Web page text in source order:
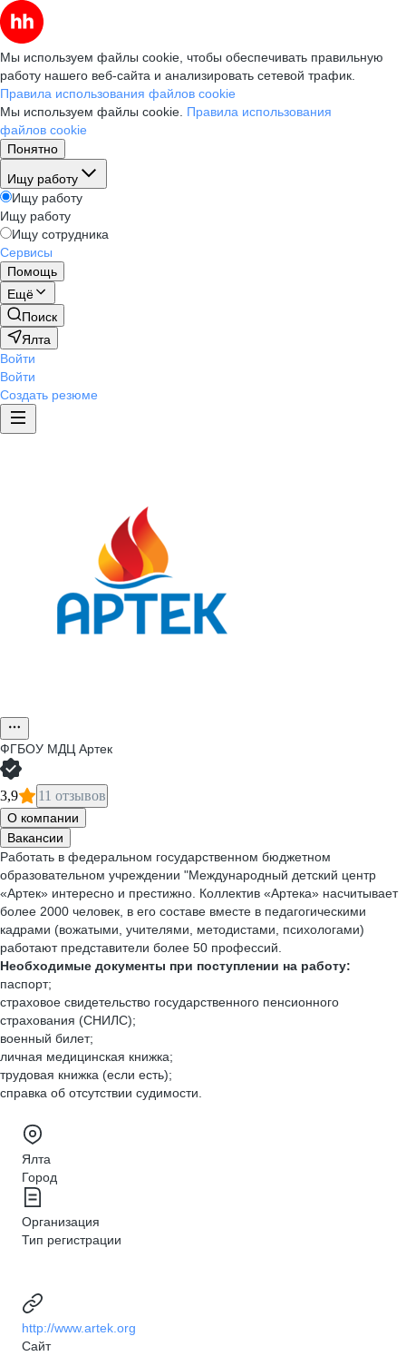
Мы используем файлы cookie, чтобы обеспечивать правильную
работу нашего веб-сайта и анализировать сетевой трафик.
Правила использования файлов cookie
Мы используем файлы cookie. Правила использования
файлов cookie
Понятно
Ищу работу
Ищу работу
Ищу работу
Ищу сотрудника
Сервисы
Помощь
Ещё
Поиск
Ялта
Войти
Войти
Создать резюме
ФГБОУ МДЦ Артек
3,9 11 отзывов
О компании
Вакансии
Работать в федеральном государственном бюджетном
образовательном учреждении "Международный детский центр
«Артек» интересно и престижно. Коллектив «Артека» насчитывает
более 2000 человек, в его составе вместе в педагогическими
кадрами (вожатыми, учителями, методистами, психологами)
работают представители более 50 профессий.
Необходимые документы при поступлении на работу:
паспорт;
страховое свидетельство государственного пенсионного
страхования (СНИЛС);
военный билет;
личная медицинская книжка;
трудовая книжка (если есть);
справка об отсутствии судимости.
Ялта
Город
Организация
Тип регистрации
http://www.artek.org
Сайт